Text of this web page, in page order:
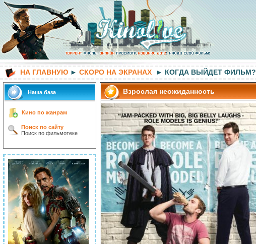
НА ГЛАВНУЮ ► СКОРО НА ЭКРАНАХ ► КОГДА ВЫЙДЕТ ФИЛЬМ?
Наша база
Кино по жанрам
Поиск по сайту
Поиск по фильмотеке
Взрослая неожиданность